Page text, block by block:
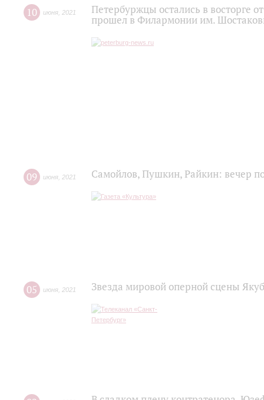
10 июня 2021
Петербуржцы остались в восторге
прошел в Филармонии им.
09 июня 2021 Самойлов, Пушкин, Райкин: вечер
05 июня 2021 Звезда мировой оперной сцены